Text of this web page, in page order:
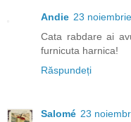
Andie 23
Cata rabdare ai
furnicuta harnica!
Răspundeți
Salomé 23